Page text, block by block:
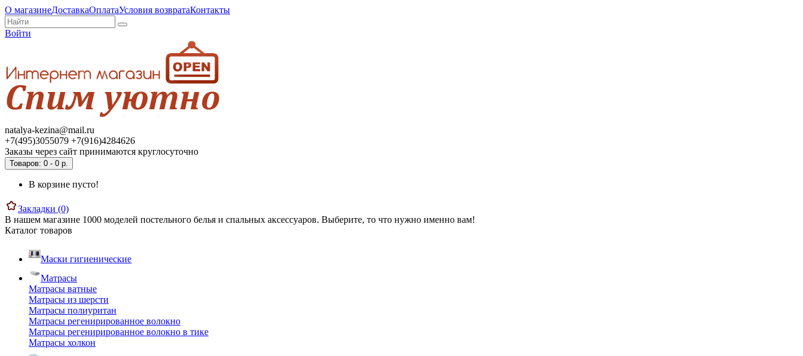
О магазинеДоставкаОплатаУсловия возвратаКонтакты
Войти
natalya-kezina@mail.ru
+7(495)3055079 +7(916)4284626
Заказы через сайт принимаются круглосуточно
Товаров: 0 - 0 р.
В корзине пусто!
Закладки (0)
В нашем магазине 1000 моделей постельного белья и спальных аксессуаров. Выберите, то что нужно именно вам!
Каталог товаров
Маски гигиенические
Матрасы
Матрасы ватные
Матрасы из шерсти
Матрасы полиуритан
Матрасы регенирированное волокно
Матрасы регенирированное волокно в тике
Матрасы холкон